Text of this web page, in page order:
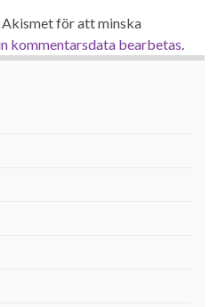
för att minska
kommentarsdata bearbetas.